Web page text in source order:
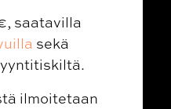
saatavilla
sekä
ilmoitetaan